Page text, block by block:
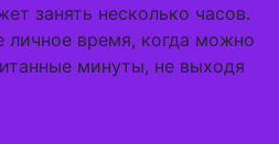
занять несколько часов.
личное время, когда можно
минуты, не выходя